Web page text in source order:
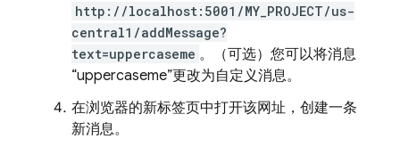
http://localhost:5001/MY_PROJECT/us-
central1/addMessage?
text=uppercaseme 。（可选）您可以将消息
“uppercaseme”更改为自定义消息。
在浏览器的新标签页中打开该网址，创建一条
新消息。